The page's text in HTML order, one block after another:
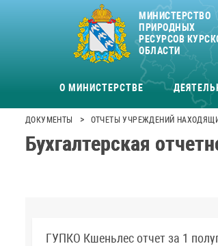
МИНИСТЕРСТВО
ПРИРОДНЫХ
РЕСУРСОВ
ОБЛАСТИ
О МИНИСТЕРСТВЕ
ДОКУМЕНТЫ > ОТЧЕТЫ УЧРЕЖДЕНИЙ
Бухгалтерская
ГУПКО Кшеньлес отчет за 1